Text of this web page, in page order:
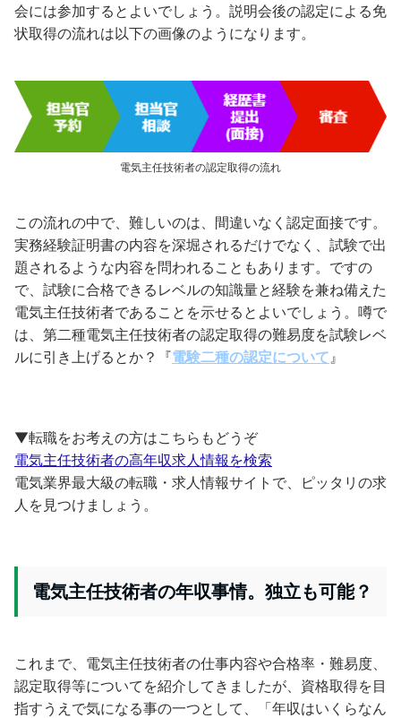
会には参加するとよいでしょう。説明会後の認定による免
状取得の流れは以下の画像のようになります。
電気主任技術者の認定取得の流れ
この流れの中で、難しいのは、間違いなく認定面接です。
実務経験証明書の内容を深堀されるだけでなく、試験で出
題されるような内容を問われることもあります。ですの
で、試験に合格できるレベルの知識量と経験を兼ね備えた
電気主任技術者であることを示せるとよいでしょう。噂で
は、第二種電気主任技術者の認定取得の難易度を試験レベ
ルに引き上げるとか？『電験二種の認定について 』
▼転職をお考えの方はこちらもどうぞ
電気主任技術者の高年収求人情報を検索
電気業界最大級の転職・求人情報サイトで、ピッタリの求
人を見つけましょう。
電気主任技術者の年収事情。独立も可能？
これまで、電気主任技術者の仕事内容や合格率・難易度、
認定取得等についてを紹介してきましたが、資格取得を目
指すうえで気になる事の一つとして、「年収はいくらなん